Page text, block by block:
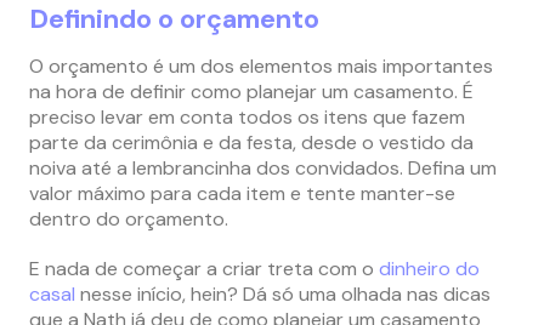
Definindo o orçamento
O orçamento é um dos elementos mais importantes
na hora de definir como planejar um casamento. É
preciso levar em conta todos os itens que fazem
parte da cerimônia e da festa, desde o vestido da
noiva até a lembrancinha dos convidados. Defina um
valor máximo para cada item e tente manter-se
dentro do orçamento.
E nada de começar a criar treta com o dinheiro do
casal nesse início, hein? Dá só uma olhada nas dicas
que a Nath já deu de como planejar um casamento